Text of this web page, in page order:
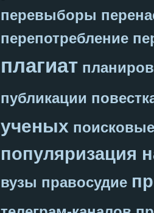
перевыборы
перепотребление
плагиат
публикации
ученых
популяризация
вузы правосудие